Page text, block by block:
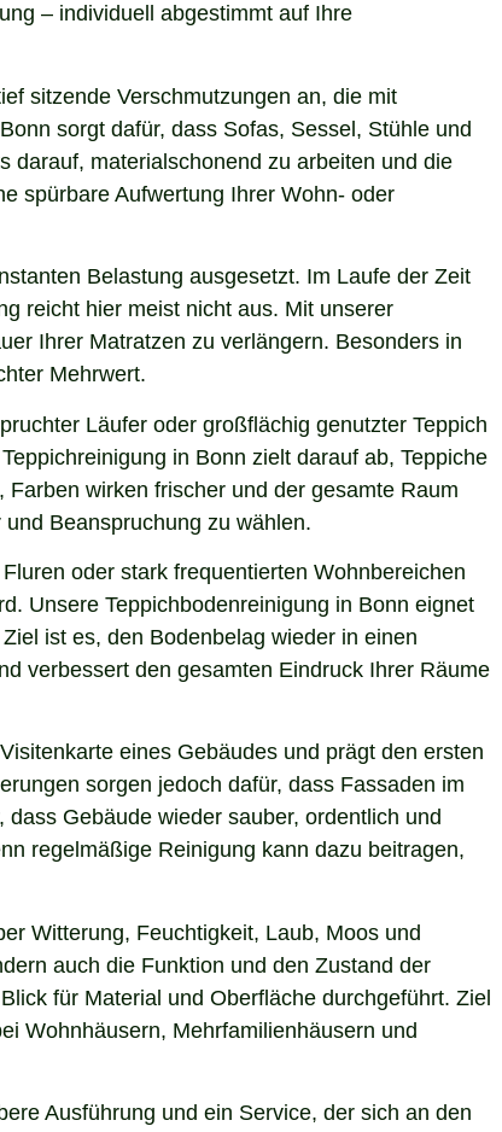
– individuell abgestimmt auf Ihre
sitzende Verschmutzungen an, die mit
sorgt dafür, dass Sofas, Sessel, Stühle und
darauf, materialschonend zu arbeiten und die
spürbare Aufwertung Ihrer Wohn- oder
Belastung ausgesetzt. Im Laufe der Zeit
reicht hier meist nicht aus. Mit unserer
Ihrer Matratzen zu verlängern. Besonders in
Mehrwert.
Läufer oder großflächig genutzter Teppich
in Bonn zielt darauf ab, Teppiche
wirken frischer und der gesamte Raum
Beanspruchung zu wählen.
oder stark frequentierten Wohnbereichen
Unsere Teppichbodenreinigung in Bonn eignet
ist es, den Bodenbelag wieder in einen
verbessert den gesamten Eindruck Ihrer Räume
eines Gebäudes und prägt den ersten
sorgen jedoch dafür, dass Fassaden im
Gebäude wieder sauber, ordentlich und
regelmäßige Reinigung kann dazu beitragen,
Witterung, Feuchtigkeit, Laub, Moos und
auch die Funktion und den Zustand der
für Material und Oberfläche durchgeführt. Ziel
Wohnhäusern, Mehrfamilienhäusern und
Ausführung und ein Service, der sich an den